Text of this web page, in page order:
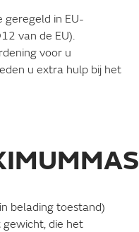
geregeld in EU-
van de EU).
voor u
u extra hulp bij het
belading toestand)
die het